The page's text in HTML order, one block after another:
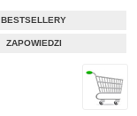
BESTSELLERY
ZAPOWIEDZI